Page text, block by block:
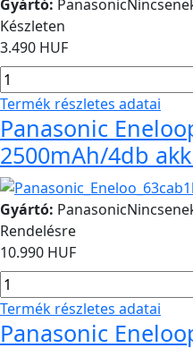
Gyártó: Panasonic
Készleten
3.490 HUF
Termék részletes adatai
Panasonic
2500mAh/4db
Gyártó: Panasonic
Rendelésre
10.990 HUF
Termék részletes adatai
Panasonic